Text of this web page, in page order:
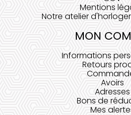
Mentions
Notre atelier
MON
Informations
Retours
Avoirs
Adresses
Bons de
Mes